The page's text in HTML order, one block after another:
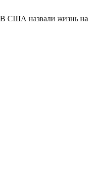
В США назвали жизнь на